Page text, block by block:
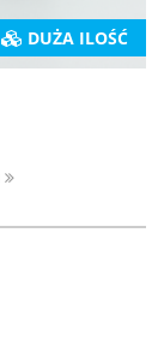
DUŻA ILOŚĆ